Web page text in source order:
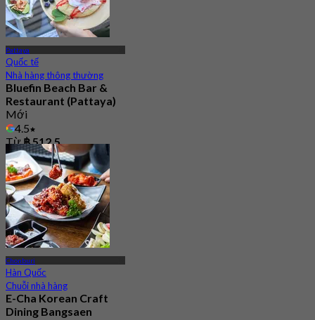
Pattaya
Quốc tế
Nhà hàng thông thường
Bluefin Beach Bar &
Restaurant (Pattaya)
Mới
4.5
Từ฿ 512.5
Chonburi
Hàn Quốc
Chuỗi nhà hàng
E-Cha Korean Craft
Dining Bangsaen